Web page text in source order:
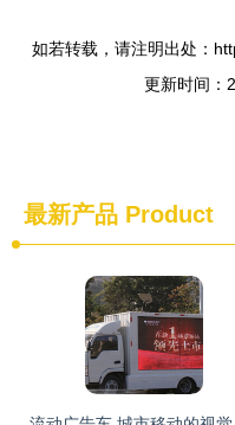
如若转载，请注明出处：
更新时间：
最新产品 Product